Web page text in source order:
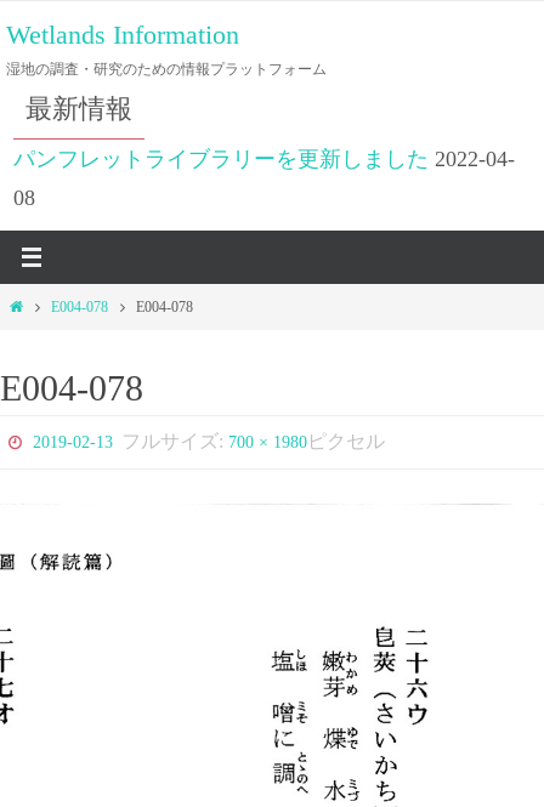
ン
テ
ツ
ス
プ
Wetlands Information
湿地の調査・研究のための情報プラットフォーム
最新情報
パンフレットライブラリーを更新しました 2022-04-
08
ホ
E004-078 E004-078
E004-078
2019-02-13 フルサイズ: 700 × 1980 ピクセル